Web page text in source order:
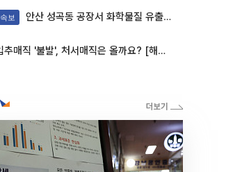
속보 안산 성곡동 공장서 화학물질 유출 사고 발생
입추매직 '불발', 처서매직은 올까요? [해시태그]